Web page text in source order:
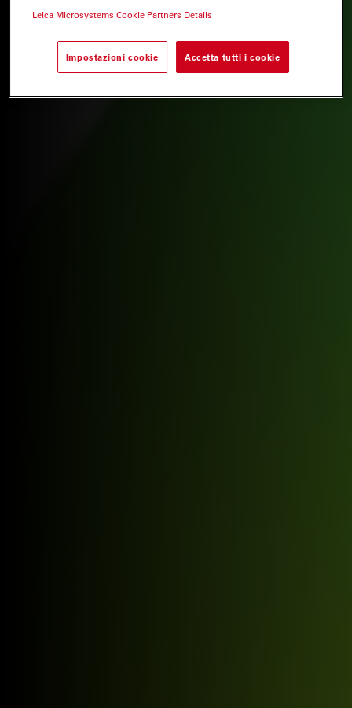
Leica Microsystems Cookie Partners Details
Impostazioni cookie Accetta tutti i cookie